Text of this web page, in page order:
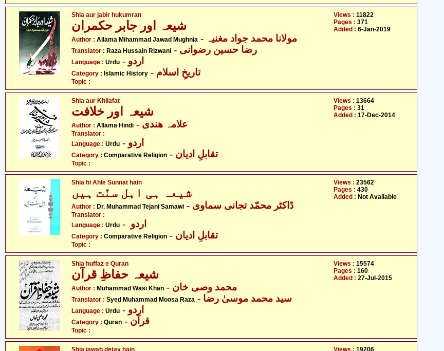
Shia aur jabir hukumran
شیعہ اور جابر حکمران
Author : Allama Mihammad Jawad Mughnia - مولانا محمد جواد مغنیہ
Translator : Raza Hussain Rizwani - رضا حسین رضوانی
Language : Urdu - اردو
Category : Islamic History - تاریخِ اسلام
Topic :
Views : 11822
Pages : 371
Added : 6-Jan-2019
Shia aur Khilafat
شیعہ اور خلافت
Author : Allama Hindi - علامہ ھندی
Translator :
Language : Urdu - اردو
Category : Comparative Religion - تقابلِ ادیان
Topic :
Views : 13664
Pages : 31
Added : 17-Dec-2014
Shia hi Ahle Sunnat hain
Author : Dr. Muhammad Tejani Samawi - ڈاکٹر محمّد تجانی سماوی
Translator :
Language : Urdu
Category : Comparative Religion - تقابلِ ادیان
Topic :
Views : 23562
Pages : 430
Added : Not Available
Shia huffaz e Quran
شیعہ حفاظِ قرآن
Author : Muhammad Wasi Khan - محمد وصی خان
Translator : Syed Muhammad Moosa Raza - سید محمد موسیٰ رضا
Language : Urdu - اردو
Category : Quran - قرآن
Topic :
Views : 15574
Pages : 160
Added : 27-Jul-2015
Shia jawab detay hain Views : 19206